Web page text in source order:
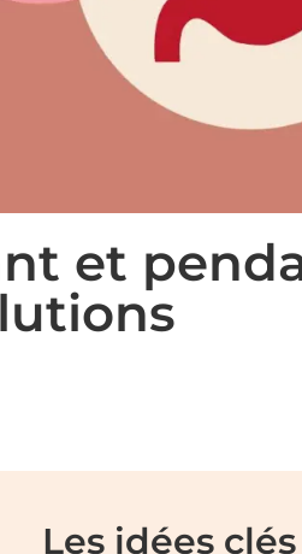
et
Les idées clés